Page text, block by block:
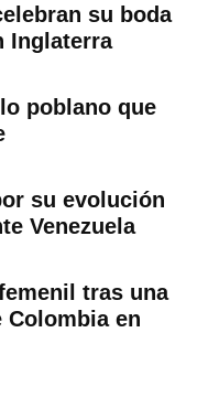
su boda
Inglaterra
poblano que
su evolución
Venezuela
tras una
en